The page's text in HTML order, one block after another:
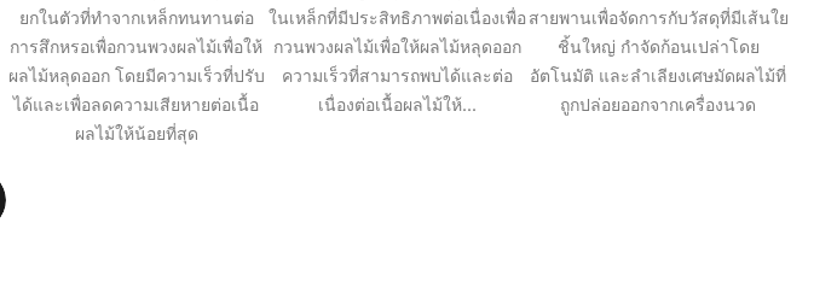
ยกในตัวที่ทำจากเหล็กทนทานต่อ
การสึกหรอเพื่อกวนพวงผลไม้เพื่อให้
ผลไม้หลุดออก โดยมีความเร็วที่ปรับ
ได้และเพื่อลดความเสียหายต่อเนื้อ
ผลไม้ให้น้อยที่สุด
ในเหล็กที่มีประสิทธิภาพต่อเนื่องเพื่อ
กวนพวงผลไม้เพื่อให้ผลไม้หลุดออก
ความเร็วที่สามารถพบได้และต่อ
เนื่องต่อเนื้อผลไม้ให้...
สายพานเพื่อจัดการกับวัสดุที่มีเส้นใย
ชิ้นใหญ่ กำจัดก้อนเปล่าโดย
อัตโนมัติ และลำเลียงเศษมัดผลไม้ที่
ถูกปล่อยออกจากเครื่องนวด